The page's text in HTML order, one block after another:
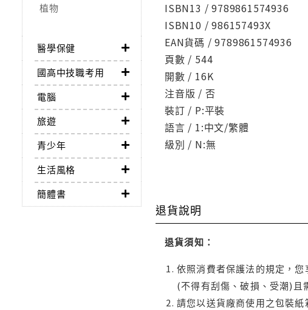
植物
醫學保健
國高中技職考用
電腦
旅遊
青少年
生活風格
簡體書
ISBN13 / 9789861574936
ISBN10 / 986157493X
EAN貨碼 / 9789861574936
頁數 / 544
開數 / 16K
注音版 / 否
裝訂 / P:平裝
語言 / 1:中文/繁體
級別 / N:無
退貨說明
退貨須知：
依照消費者保護法的規定，
(不得有刮傷、破損、受潮)且
請您以送貨廠商使用之包裝